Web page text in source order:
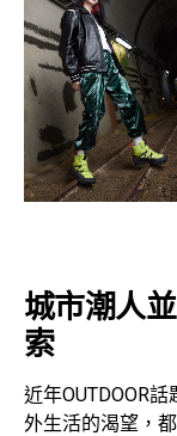
城市潮人
索
近年OUTDOOR
外生活的渴望，